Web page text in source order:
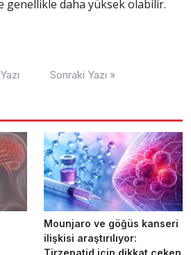
genellikle daha yüksek olabilir.
Sonraki Yazı »
Mounjaro ve göğüs kanseri
ilişkisi araştırılıyor:
Tirzepatid için dikkat çeken